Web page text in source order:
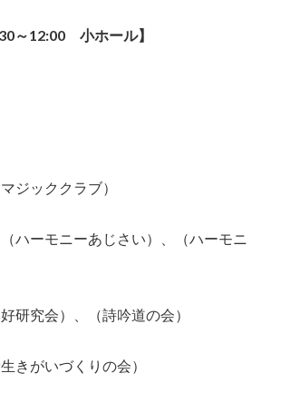
～12:00 小ホール】
ジッククラブ）
ハーモニーあじさい）、（ハーモニ
研究会）、（詩吟道の会）
きがいづくりの会）